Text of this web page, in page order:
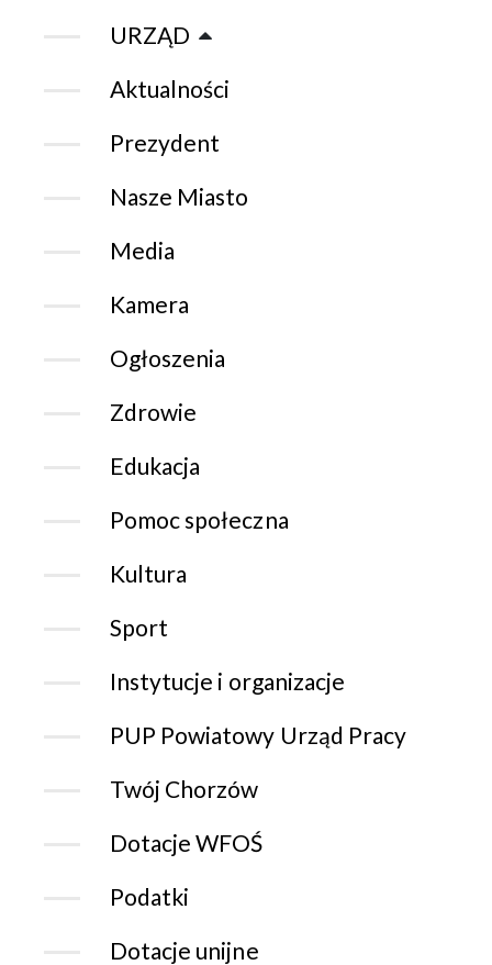
URZĄD
Aktualności
Prezydent
Nasze Miasto
Media
Kamera
Ogłoszenia
Zdrowie
Edukacja
Pomoc społeczna
Kultura
Sport
Instytucje i organizacje
PUP Powiatowy Urząd Pracy
Twój Chorzów
Dotacje WFOŚ
Podatki
Dotacje unijne